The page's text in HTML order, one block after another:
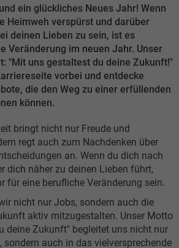
ein glückliches Neues Jahr! Wenn
Heimweh verspürst und darüber
deinen Lieben zu sein, ist es
Veränderung im neuen Jahr. Unser
"Mit uns gestaltest du deine Zukunft!"
vorbei und entdecke
die den Weg zu einer erfüllenden
können.
bringt nicht nur Freude und
regt auch zum Nachdenken über
an. Wenn du dich nach
dich näher zu deinen Lieben führt,
für eine berufliche Veränderung sein.
nicht nur Jobs, sondern auch die
aktiv mitzugestalten. Unser Motto
deine Zukunft" begleitet uns nicht nur
sondern auch in das vielversprechende